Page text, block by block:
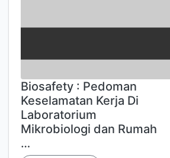
Biosafety : Pedoman
Keselamatan Kerja Di
Laboratorium
Mikrobiologi dan Rumah
…